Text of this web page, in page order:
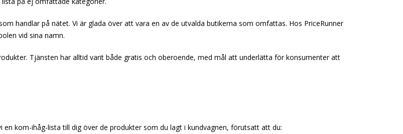
handlar på nätet. Vi är glada över att vara en av de utvalda butikerna som omfattas. Hos PriceRunner
vid sina namn.
Tjänsten har alltid varit både gratis och oberoende, med mål att underlätta för konsumenter att
kom-ihåg-lista till dig över de produkter som du lagt i kundvagnen, förutsatt att du: